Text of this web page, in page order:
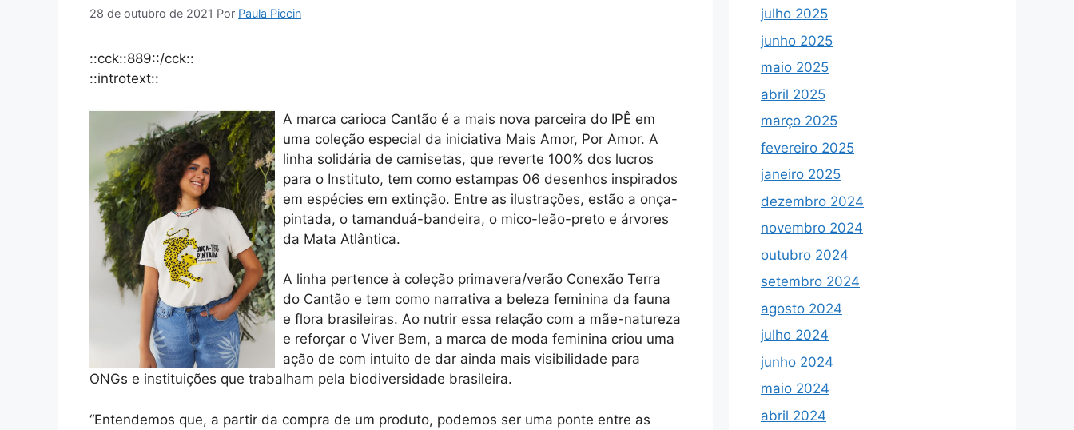
28 de outubro de 2021 Por Paula Piccin
::cck::889::/cck::
::introtext::
A marca carioca Cantão é a mais nova parceira do IPÊ em
uma coleção especial da iniciativa Mais Amor, Por Amor. A
linha solidária de camisetas, que reverte 100% dos lucros
para o Instituto, tem como estampas 06 desenhos inspirados
em espécies em extinção. Entre as ilustrações, estão a onça-
pintada, o tamanduá-bandeira, o mico-leão-preto e árvores
da Mata Atlântica.
A linha pertence à coleção primavera/verão Conexão Terra
do Cantão e tem como narrativa a beleza feminina da fauna
e flora brasileiras. Ao nutrir essa relação com a mãe-natureza
e reforçar o Viver Bem, a marca de moda feminina criou uma
ação de com intuito de dar ainda mais visibilidade para
ONGs e instituições que trabalham pela biodiversidade brasileira.
“Entendemos que, a partir da compra de um produto, podemos ser uma ponte entre as
julho 2025
junho 2025
maio 2025
abril 2025
março 2025
fevereiro 2025
janeiro 2025
dezembro 2024
novembro 2024
outubro 2024
setembro 2024
agosto 2024
julho 2024
junho 2024
maio 2024
abril 2024